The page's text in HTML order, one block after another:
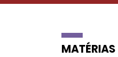
MATÉRIAS